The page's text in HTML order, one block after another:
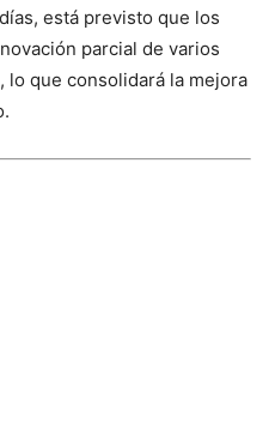
está previsto que los
parcial de varios
lo que consolidará la mejora